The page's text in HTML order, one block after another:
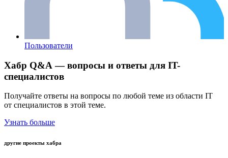
Пользователи
Хабр Q&A — вопросы и ответы для IT-
специалистов
Получайте ответы на вопросы по любой теме из области IT
от специалистов в этой теме.
Узнать больше
другие проекты хабра